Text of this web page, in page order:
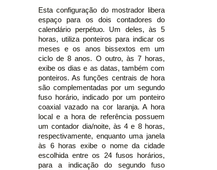
Esta configuração do mostrador libera
espaço para os dois contadores do
calendário perpétuo. Um deles, às 5
horas, utiliza ponteiros para indicar os
meses e os anos bissextos em um
ciclo de 8 anos. O outro, às 7 horas,
exibe os dias e as datas, também com
ponteiros. As funções centrais de hora
são complementadas por um segundo
fuso horário, indicado por um ponteiro
coaxial vazado na cor laranja. A hora
local e a hora de referência possuem
um contador dia/noite, às 4 e 8 horas,
respectivamente, enquanto uma janela
às 6 horas exibe o nome da cidade
escolhida entre os 24 fusos horários,
para a indicação do segundo fuso